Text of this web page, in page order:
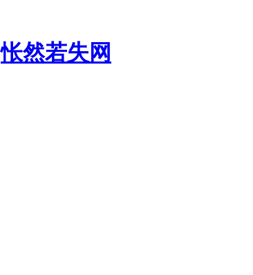
怅然若失网